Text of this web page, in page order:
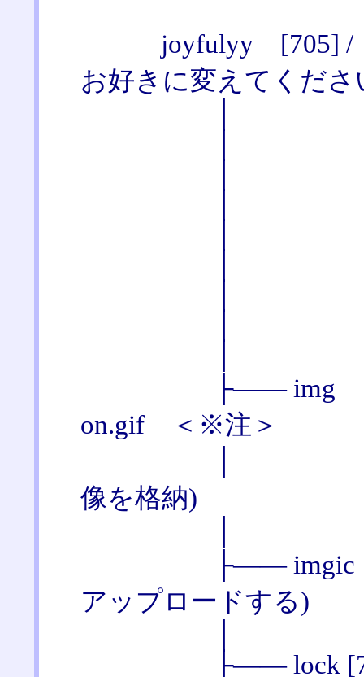
joyfulyy [705] / (
お好きに変えてくださ
├―― img [705]
on.gif ＜※注＞
像を格納)
├―― imgic
アップロードする)
├―― lock